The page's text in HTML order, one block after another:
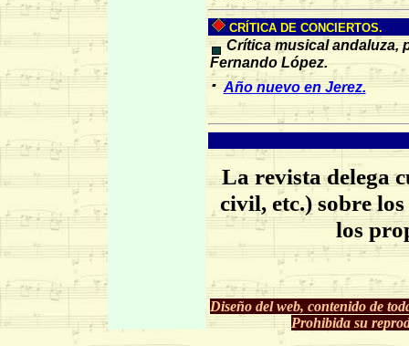
CRÍTICA DE CONCIERTOS.
Crítica musicalandaluza,
Fernando López.
·Año nuevo en Jerez.
La revista delega
civil, etc.) sobre
los
Diseño del web, contenido de
Prohibida su